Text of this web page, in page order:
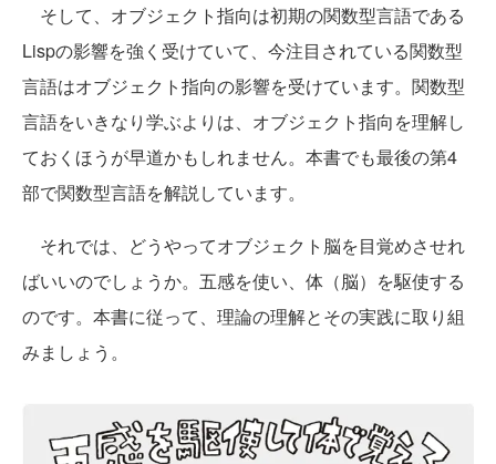
そして、オブジェクト指向は初期の関数型言語である
Lispの影響を強く受けていて、今注目されている関数型
言語はオブジェクト指向の影響を受けています。関数型
言語をいきなり学ぶよりは、オブジェクト指向を理解し
ておくほうが早道かもしれません。本書でも最後の第4
部で関数型言語を解説しています。
それでは、どうやってオブジェクト脳を目覚めさせれ
ばいいのでしょうか。五感を使い、体（脳）を駆使する
のです。本書に従って、理論の理解とその実践に取り組
みましょう。